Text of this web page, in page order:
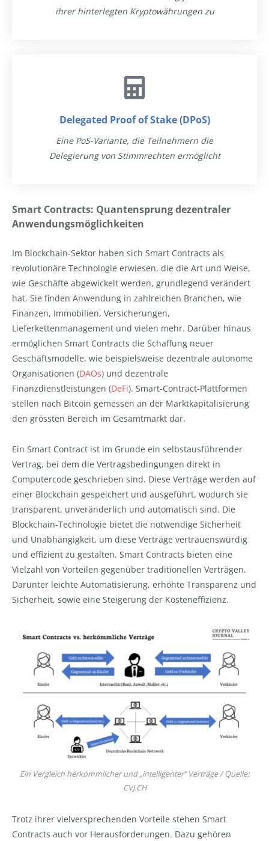
ihrer hinterlegten Kryptowährungen zu
Delegated Proof of Stake (DPoS)
Eine PoS-Variante, die Teilnehmern die
Delegierung von Stimmrechten ermöglicht
Smart Contracts: Quantensprung dezentraler
Anwendungsmöglichkeiten
Im Blockchain-Sektor haben sich Smart Contracts als
revolutionäre Technologie erwiesen, die die Art und Weise,
wie Geschäfte abgewickelt werden, grundlegend verändert
hat. Sie finden Anwendung in zahlreichen Branchen, wie
Finanzen, Immobilien, Versicherungen,
Lieferkettenmanagement und vielen mehr. Darüber hinaus
ermöglichen Smart Contracts die Schaffung neuer
Geschäftsmodelle, wie beispielsweise dezentrale autonome
Organisationen (DAOs) und dezentrale
Finanzdienstleistungen (DeFi). Smart-Contract-Plattformen
stellen nach Bitcoin gemessen an der Marktkapitalisierung
den grössten Bereich im Gesamtmarkt dar.
Ein Smart Contract ist im Grunde ein selbstausführender
Vertrag, bei dem die Vertragsbedingungen direkt in
Computercode geschrieben sind. Diese Verträge werden auf
einer Blockchain gespeichert und ausgeführt, wodurch sie
transparent, unveränderlich und automatisch sind. Die
Blockchain-Technologie bietet die notwendige Sicherheit
und Unabhängigkeit, um diese Verträge vertrauenswürdig
und effizient zu gestalten. Smart Contracts bieten eine
Vielzahl von Vorteilen gegenüber traditionellen Verträgen.
Darunter leichte Automatisierung, erhöhte Transparenz und
Sicherheit, sowie eine Steigerung der Kosteneffizienz.
Ein Vergleich herkömmlicher und „intelligenter“ Verträge / Quelle:
CVJ.CH
Trotz ihrer vielversprechenden Vorteile stehen Smart
Contracts auch vor Herausforderungen. Dazu gehören